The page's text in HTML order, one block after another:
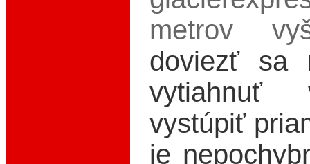
metrov
doviezť sa
vytiahnuť
vystúpiť
je